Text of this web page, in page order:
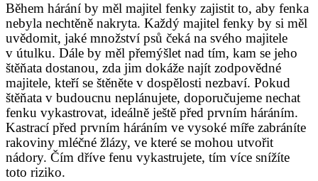
Během hárání by měl majitel fenky zajistit to, aby fenka
nebyla nechtěně nakryta. Každý majitel fenky by si měl
uvědomit, jaké množství psů čeká na svého majitele
v útulku. Dále by měl přemýšlet nad tím, kam se jeho
štěňata dostanou, zda jim dokáže najít zodpovědné
majitele, kteří se štěněte v dospělosti nezbaví. Pokud
štěňata v budoucnu neplánujete, doporučujeme nechat
fenku vykastrovat, ideálně ještě před prvním háráním.
Kastrací před prvním háráním ve vysoké míře zabráníte
rakoviny mléčné žlázy, ve které se mohou utvořit
nádory. Čím dříve fenu vykastrujete, tím více snížíte
toto riziko.